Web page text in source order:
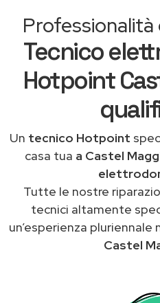
Tecnico
Hotpoint
Un tecnico Hotpoint
casa tua a Castel
Tutte le nostre
tecnici altamente
un’esperienza pluriennale
Castel